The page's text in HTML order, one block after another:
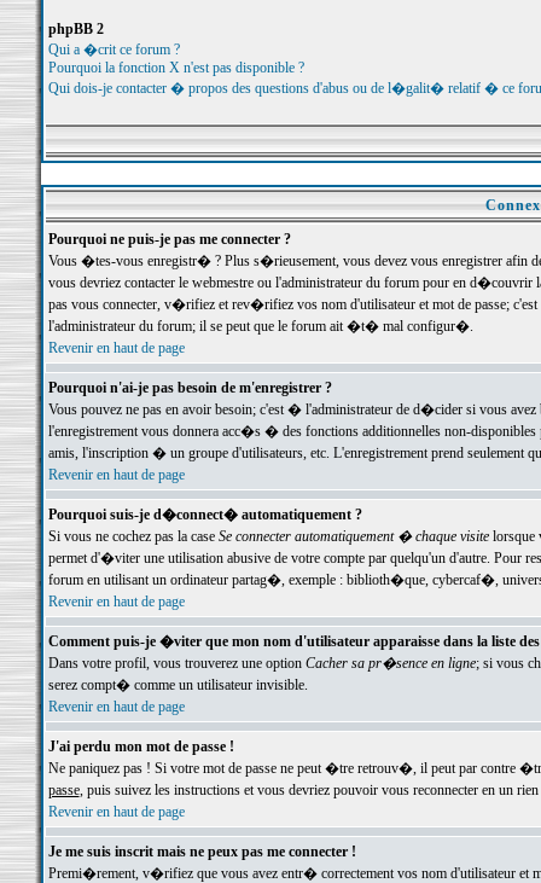
phpBB 2
Qui a �crit ce forum ?
Pourquoi la fonction X n'est pas disponible ?
Qui dois-je contacter � propos des questions d'abus ou de l�galit� relatif � ce
Pourquoi ne puis-je pas me connecter ?
Vous �tes-vous enregistr� ? Plus s�rieusement, vous devez vous enregistrer
vous devriez contacter le webmestre ou l'administrateur du forum pour en
pas vous connecter, v�rifiez et rev�rifiez vos nom d'utilisateur et mot de passe;
l'administrateur du forum; il se peut que le forum ait �t� mal configur�.
Revenir en haut de page
Pourquoi n'ai-je pas besoin de m'enregistrer ?
Vous pouvez ne pas en avoir besoin; c'est � l'administrateur de d�cider si vous
l'enregistrement vous donnera acc�s � des fonctions additionnelles non-
amis, l'inscription � un groupe d'utilisateurs, etc. L'enregistrement prend seulement
Revenir en haut de page
Pourquoi suis-je d�connect� automatiquement ?
Si vous ne cochez pas la case Se connecter automatiquement � chaque visitelorsque
permet d'�viter une utilisation abusive de votre compte par quelqu'un d'autre. Pour
forum en utilisant un ordinateur partag�, exemple : biblioth�que, cybercaf�,
Revenir en haut de page
Comment puis-je �viter que mon nom d'utilisateur apparaisse dans la liste
Dans votre profil, vous trouverez une option Cacher sa pr�sence en ligne; si vous
serez compt� comme un utilisateur invisible.
Revenir en haut de page
J'ai perdu mon mot de passe !
Ne paniquez pas ! Si votre mot de passe ne peut �tre retrouv�, il peut par contre
passe, puis suivez les instructions et vous devriez pouvoir vous reconnecter en un rien
Revenir en haut de page
Je me suis inscrit mais ne peux pas me connecter !
Premi�rement, v�rifiez que vous avez entr� correctement vos nom d'utilisateur